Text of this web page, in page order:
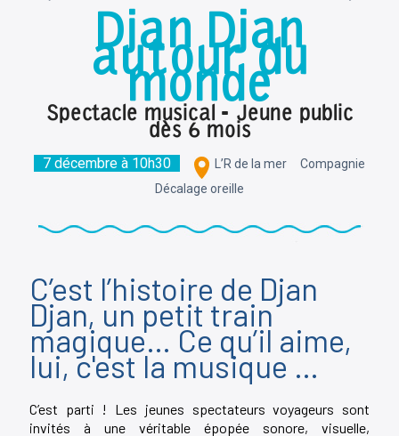
Djan Djan
autour du
monde
Spectacle musical - Jeune public
dès 6 mois
7 décembre à 10h30 L’R de la mer
Compagnie
Décalage oreille
C’est l’histoire de Djan
Djan, un petit train
magique… Ce qu’il aime,
lui, c'est la musique …
C’est parti ! Les jeunes spectateurs voyageurs sont
invités à une véritable épopée sonore, visuelle,